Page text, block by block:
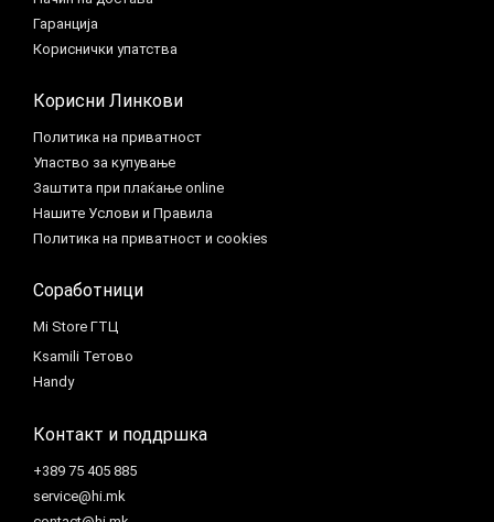
Гаранција
Кориснички упатства
Корисни Линкови
Политика на приватност
Упаство за купување
Заштита при плаќање online
Нашите Услови и Правила
Политика на приватност и cookies
Соработници
Mi Store ГТЦ
Ksamili Тетово
Handy
Контакт и поддршка
+389 75 405 885
service@hi.mk